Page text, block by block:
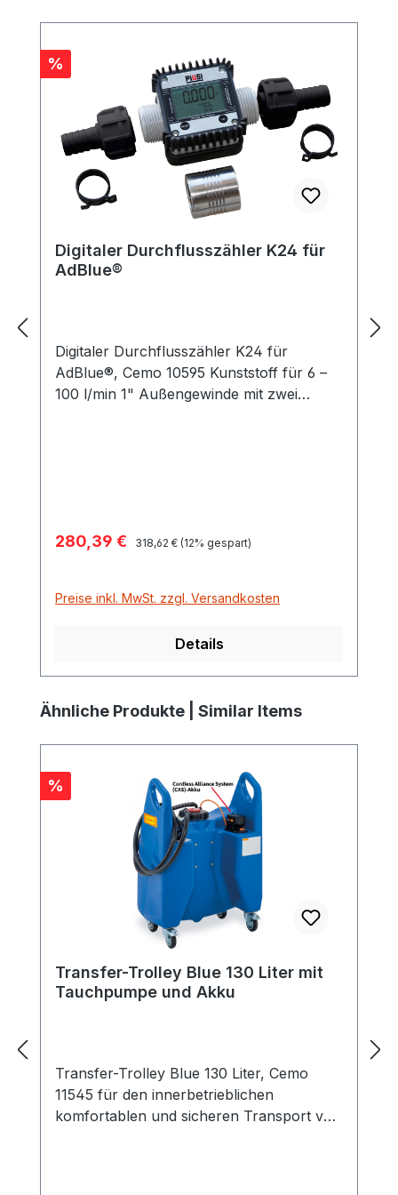
Rabatt
%
Digitaler Durchflusszähler K24 für
AdBlue®
Digitaler Durchflusszähler K24 für
AdBlue®, Cemo 10595 Kunststoff für 6 –
100 l/min 1" Außengewinde mit zwei
Verkaufspreis:
280,39 € Regulärer Preis:
318,62 € (12% gespart)
Preise inkl. MwSt. zzgl. Versandkosten
Details
Produktgalerie überspringen
Ähnliche Produkte | Similar Items
Rabatt
%
Transfer-Trolley Blue 130 Liter mit
Tauchpumpe und Akku
Transfer-Trolley Blue 130 Liter, Cemo
11545 für den innerbetrieblichen
komfortablen und sicheren Transport von